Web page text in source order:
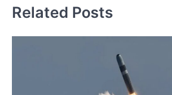
Related Posts